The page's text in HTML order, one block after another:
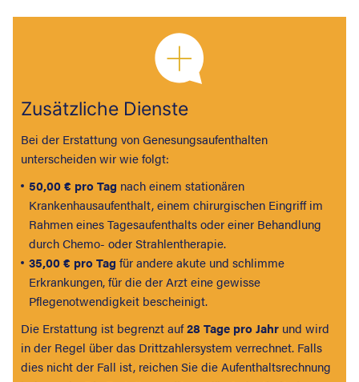
Zusätzliche Dienste
Bei der Erstattung von Genesungsaufenthalten
unterscheiden wir wie folgt:
50,00 € pro Tag nach einem stationären
Krankenhausaufenthalt, einem chirurgischen Eingriff im
Rahmen eines Tagesaufenthalts oder einer Behandlung
durch Chemo- oder Strahlentherapie.
35,00 € pro Tag für andere akute und schlimme
Erkrankungen, für die der Arzt eine gewisse
Pflegenotwendigkeit bescheinigt.
Die Erstattung ist begrenzt auf28 Tage pro Jahrund wird
in der Regel über das Drittzahlersystem verrechnet. Falls
dies nicht der Fall ist, reichen Sie die Aufenthaltsrechnung